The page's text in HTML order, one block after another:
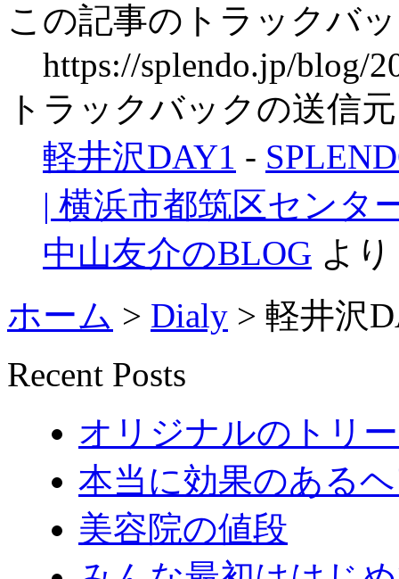
この記事のトラックバ
https://splendo.jp/blog/
トラックバックの送信
軽井沢DAY1 -
| 横浜市都筑区センタ
中山友介のBLOG より
ホーム > Dialy > 軽井沢
Recent Posts
オリジナルのトリ
本当に効果のある
美容院の値段